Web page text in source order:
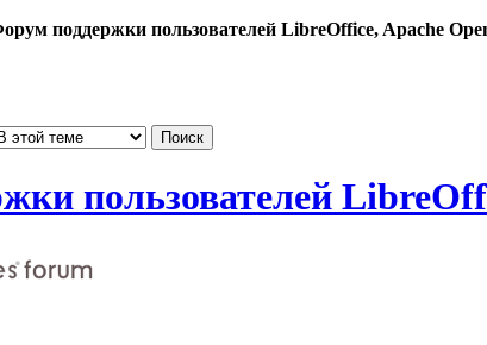
поддержки пользователей LibreOffice, Apache
пользователей